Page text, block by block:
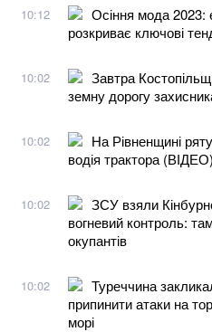
10:12
Осіння мода 2023:
розкриває ключові
10:02
Завтра
земну дорогу
10:02
На Рівненщині
водія трактора (ВІДЕО)
10:02
ЗСУ взяли
вогневий контроль:
окупантів
10:02
Туреччина
припинити атаки на
морі